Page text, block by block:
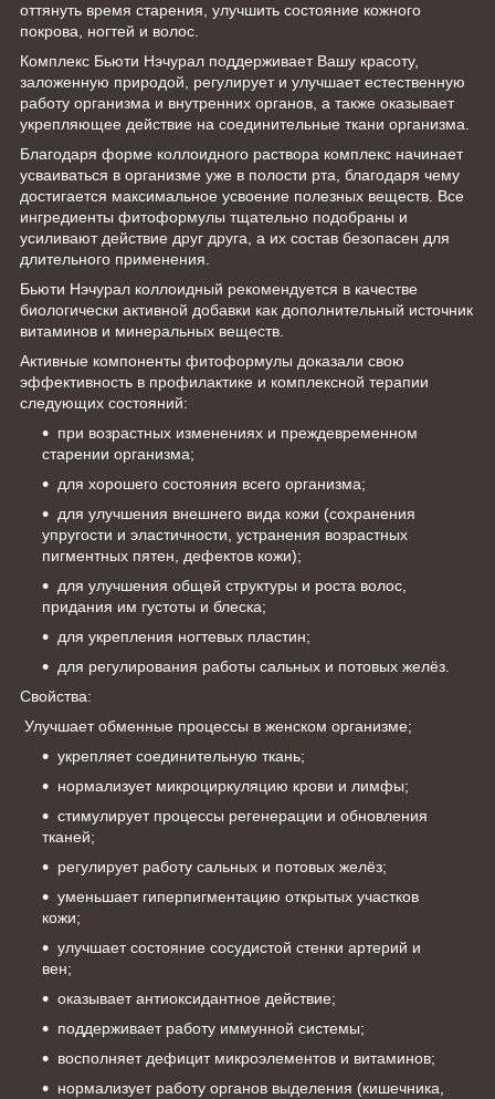
оттянуть время старения, улучшить состояние кожного
покрова, ногтей и волос.
Комплекс Бьюти Нэчурал поддерживает Вашу красоту,
заложенную природой, регулирует и улучшает естественную
работу организма и внутренних органов, а также оказывает
укрепляющее действие на соединительные ткани организма.
Благодаря форме коллоидного раствора комплекс начинает
усваиваться в организме уже в полости рта, благодаря чему
достигается максимальное усвоение полезных веществ. Все
ингредиенты фитоформулы тщательно подобраны и
усиливают действие друг друга, а их состав безопасен для
длительного применения.
Бьюти Нэчурал коллоидный рекомендуется в качестве
биологически активной добавки как дополнительный источник
витаминов и минеральных веществ.
Активные компоненты фитоформулы доказали свою
эффективность в профилактике и комплексной терапии
следующих состояний:
при возрастных изменениях и преждевременном
старении организма;
для хорошего состояния всего организма;
для улучшения внешнего вида кожи (сохранения
упругости и эластичности, устранения возрастных
пигментных пятен, дефектов кожи);
для улучшения общей структуры и роста волос,
придания им густоты и блеска;
для укрепления ногтевых пластин;
для регулирования работы сальных и потовых желёз.
Свойства:
Улучшает обменные процессы в женском организме;
укрепляет соединительную ткань;
нормализует микроциркуляцию крови и лимфы;
стимулирует процессы регенерации и обновления
тканей;
регулирует работу сальных и потовых желёз;
уменьшает гиперпигментацию открытых участков
кожи;
улучшает состояние сосудистой стенки артерий и
вен;
оказывает антиоксидантное действие;
поддерживает работу иммунной системы;
восполняет дефицит микроэлементов и витаминов;
нормализует работу органов выделения (кишечника,